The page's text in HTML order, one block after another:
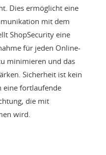
Dies ermöglicht eine
mit dem
ShopSecurity eine
für jeden Online-
minimieren und das
Sicherheit ist kein
eine fortlaufende
die mit
wird.